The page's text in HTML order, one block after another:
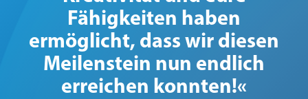
Fähigkeiten haben
ermöglicht, dass wir diesen
Meilenstein nun endlich
erreichen konnten!«